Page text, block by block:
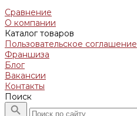
Сравнение
О компании
Каталог товаров
Пользовательское соглашение
Франшиза
Блог
Вакансии
Контакты
Поиск